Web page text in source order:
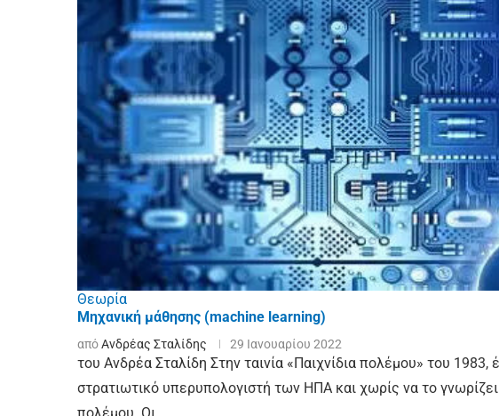
Θεωρία
Μηχανική μάθησης (machine learning)
απόΑνδρέας Σταλίδης 29 Ιανουαρίου 2022
του Ανδρέα Σταλίδη Στην ταινία «Παιχνίδια πολέμου» του
στρατιωτικό υπερυπολογιστή των ΗΠΑ και χωρίς να το γνωρίζει